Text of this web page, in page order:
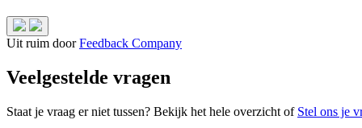
Uit ruim doorFeedback Company
Veelgestelde vragen
Staat je vraag er niet tussen? Bekijk het hele overzicht of Stel ons je